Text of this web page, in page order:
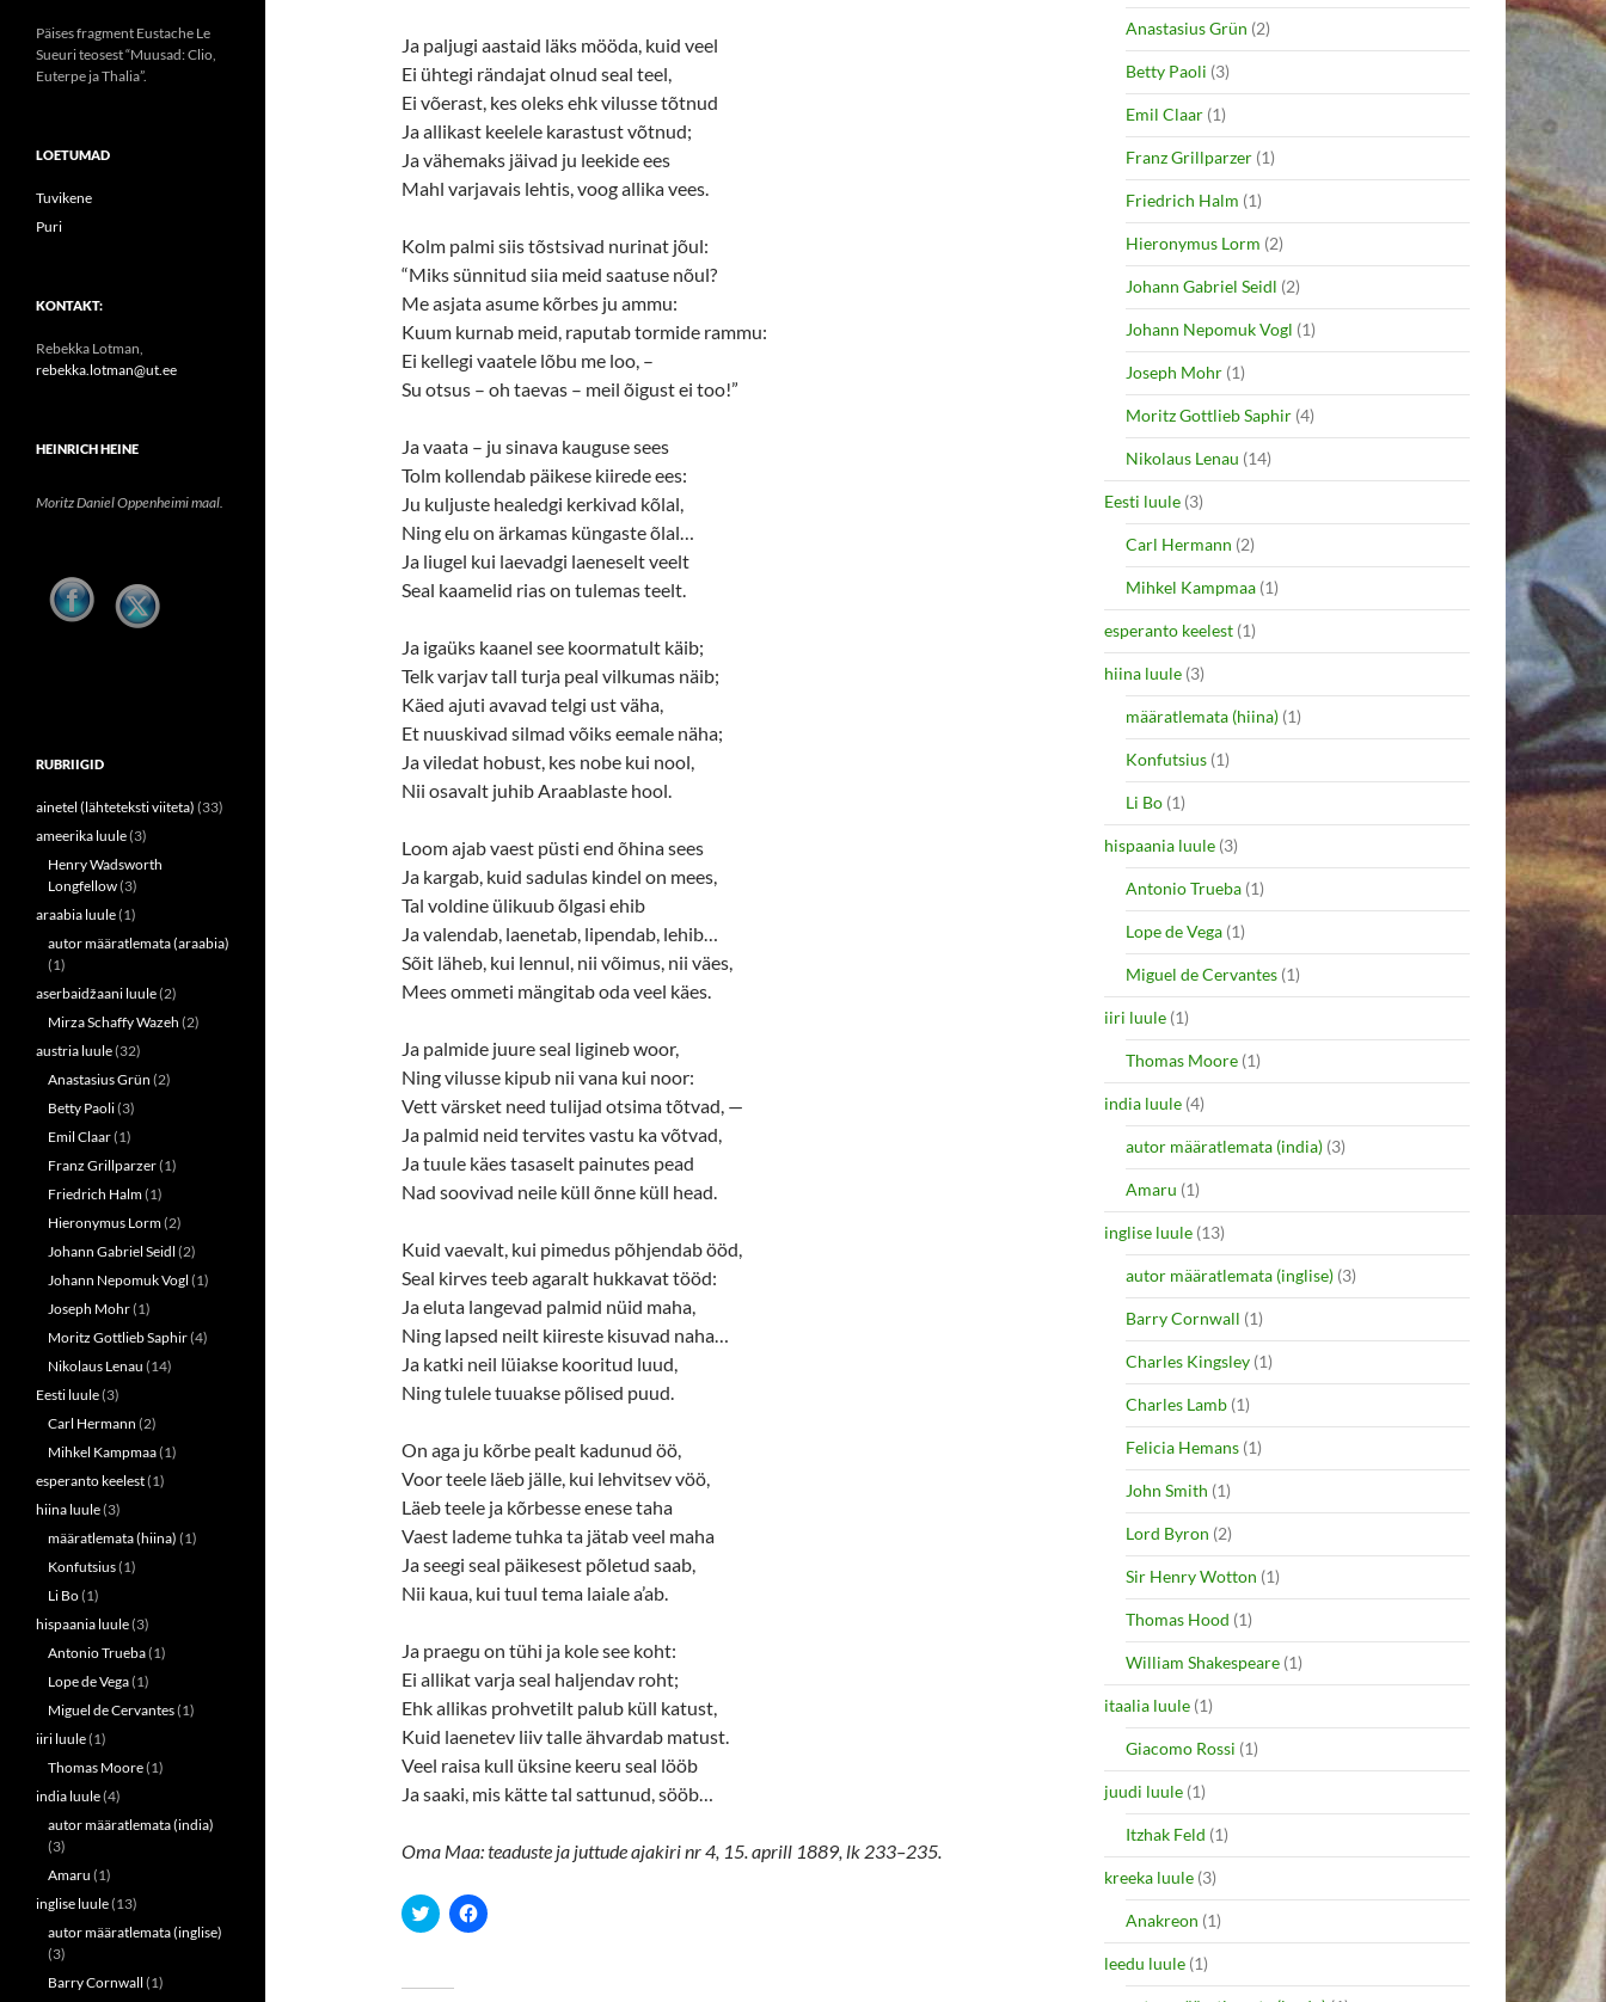
Ja paljugi aastaid läks mööda, kuid veel
Ei ühtegi rändajat olnud seal teel,
Ei võerast, kes oleks ehk vilusse tõtnud
Ja allikast keelele karastust võtnud;
Ja vähemaks jäivad ju leekide ees
Mahl varjavais lehtis, voog allika vees.
Kolm palmi siis tõstsivad nurinat jõul:
“Miks sünnitud siia meid saatuse nõul?
Me asjata asume kõrbes ju ammu:
Kuum kurnab meid, raputab tormide rammu:
Ei kellegi vaatele lõbu me loo, –
Su otsus – oh taevas – meil õigust ei too!”
Ja vaata – ju sinava kauguse sees
Tolm kollendab päikese kiirede ees:
Ju kuljuste healedgi kerkivad kõlal,
Ning elu on ärkamas küngaste õlal…
Ja liugel kui laevadgi laeneselt veelt
Seal kaamelid rias on tulemas teelt.
Ja igaüks kaanel see koormatult käib;
Telk varjav tall turja peal vilkumas näib;
Käed ajuti avavad telgi ust väha,
Et nuuskivad silmad võiks eemale näha;
Ja viledat hobust, kes nobe kui nool,
Nii osavalt juhib Araablaste hool.
Loom ajab vaest püsti end õhina sees
Ja kargab, kuid sadulas kindel on mees,
Tal voldine ülikuub õlgasi ehib
Ja valendab, laenetab, lipendab, lehib…
Sõit läheb, kui lennul, nii võimus, nii väes,
Mees ommeti mängitab oda veel käes.
Ja palmide juure seal ligineb woor,
Ning vilusse kipub nii vana kui noor:
Vett värsket need tulijad otsima tõtvad, —
Ja palmid neid tervites vastu ka võtvad,
Ja tuule käes tasaselt painutes pead
Nad soovivad neile küll õnne küll head.
Kuid vaevalt, kui pimedus põhjendab ööd,
Seal kirves teeb agaralt hukkavat tööd:
Ja eluta langevad palmid nüid maha,
Ning lapsed neilt kiireste kisuvad naha…
Ja katki neil lüiakse kooritud luud,
Ning tulele tuuakse põlised puud.
On aga ju kõrbe pealt kadunud öö,
Voor teele läeb jälle, kui lehvitsev vöö,
Läeb teele ja kõrbesse enese taha
Vaest lademe tuhka ta jätab veel maha
Ja seegi seal päikesest põletud saab,
Nii kaua, kui tuul tema laiale a’ab.
Ja praegu on tühi ja kole see koht:
Ei allikat varja seal haljendav roht;
Ehk allikas prohvetilt palub küll katust,
Kuid laenetev liiv talle ähvardab matust.
Veel raisa kull üksine keeru seal lööb
Ja saaki, mis kätte tal sattunud, sööb…
Oma Maa: teaduste ja juttude ajakiri nr 4, 15. aprill 1889, lk 233–235.
C
l
t
C
l
Anastasius Grün (2)
Betty Paoli (3)
Emil Claar (1)
Franz Grillparzer (1)
Friedrich Halm (1)
Hieronymus Lorm (2)
Johann Gabriel Seidl (2)
Johann Nepomuk Vogl (1)
Joseph Mohr (1)
Moritz Gottlieb Saphir (4)
Nikolaus Lenau (14)
Eesti luule (3)
Carl Hermann (2)
Mihkel Kampmaa (1)
esperanto keelest (1)
hiina luule (3)
määratlemata (hiina) (1)
Konfutsius (1)
Li Bo (1)
hispaania luule (3)
Antonio Trueba (1)
Lope de Vega (1)
Miguel de Cervantes (1)
iiri luule (1)
Thomas Moore (1)
india luule (4)
autor määratlemata (india) (3)
Amaru (1)
inglise luule (13)
autor määratlemata (inglise) (3)
Barry Cornwall (1)
Charles Kingsley (1)
Charles Lamb (1)
Felicia Hemans (1)
John Smith (1)
Lord Byron (2)
Sir Henry Wotton (1)
Thomas Hood (1)
William Shakespeare (1)
itaalia luule (1)
Giacomo Rossi (1)
juudi luule (1)
Itzhak Feld (1)
kreeka luule (3)
Anakreon (1)
leedu luule (1)
Päises fragment Eustache Le
Sueuri teosest “Muusad: Clio,
Euterpe ja Thalia”.
LOETUMAD
Tuvikene
Puri
KONTAKT:
Rebekka Lotman,
rebekka.lotman@ut.ee
HEINRICH HEINE
Moritz Daniel Oppenheimi maal.
RUBRIIGID
ainetel (lähteteksti viiteta) (33)
ameerika luule(3)
Henry Wadsworth
Longfellow(3)
araabia luule(1)
autor määratlemata (araabia)
(1)
aserbaidžaani luule(2)
Mirza Schaffy Wazeh (2)
austria luule(32)
Anastasius Grün (2)
Betty Paoli(3)
Emil Claar(1)
Franz Grillparzer(1)
Friedrich Halm(1)
Hieronymus Lorm(2)
Johann Gabriel Seidl (2)
Johann Nepomuk Vogl (1)
Joseph Mohr(1)
Moritz Gottlieb Saphir(4)
Nikolaus Lenau (14)
Eesti luule(3)
Carl Hermann (2)
Mihkel Kampmaa(1)
esperanto keelest(1)
hiina luule(3)
määratlemata (hiina) (1)
Konfutsius(1)
Li Bo(1)
hispaania luule(3)
Antonio Trueba(1)
Lope de Vega(1)
Miguel de Cervantes(1)
iiri luule(1)
Thomas Moore(1)
india luule(4)
autor määratlemata (india)
(3)
Amaru (1)
inglise luule(13)
autor määratlemata (inglise)
(3)
Barry Cornwall (1)